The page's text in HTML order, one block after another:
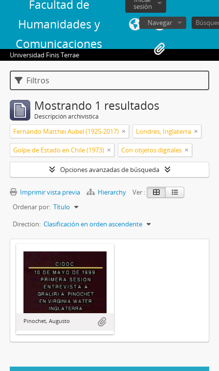
Facultad de
Humanidades y
Comunicaciones
sesión
Navegar
Universidad Finis Terrae
Filtros
Mostrando 1 resultados
Descripción archivística
Fernando Matthei Aubel (1925-2017) Londres, Inglaterra
Golpe de Estado en Chile (1973) Con objetos digitales
Opciones avanzadas de búsqueda
Imprimir vista previa Hierarchy
Ver :
Ordenar por: Título
Direction: Clasificación en orden ascendente
Pinochet, Augusto